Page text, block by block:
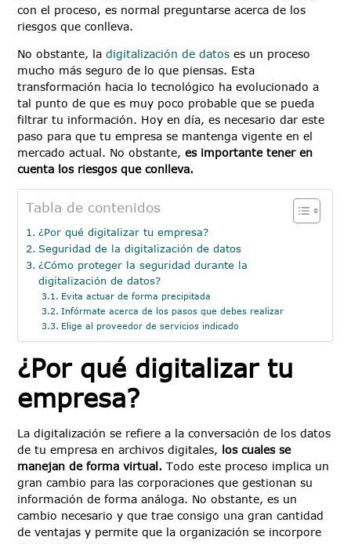
con el proceso, es normal preguntarse acerca de los
riesgos que conlleva.
No obstante, ladigitalización de datos es un proceso
mucho más seguro de lo que piensas. Esta
transformación hacia lo tecnológico ha evolucionado a
tal punto de que es muy poco probable que se pueda
filtrar tu información. Hoy en día, es necesario dar este
paso para que tu empresa se mantenga vigente en el
mercado actual. No obstante,es importante tener en
cuenta los riesgos que conlleva.
Tabla de contenidos
¿Por qué digitalizar tu empresa?
Seguridad de la digitalización de datos
¿Cómo proteger la seguridad durante la
digitalización de datos?
Evita actuar de forma precipitada
Infórmate acerca de los pasos que debes realizar
Elige al proveedor de servicios indicado
¿Por qué digitalizar tu
empresa?
La digitalización se refiere a la conversación de los datos
de tu empresa en archivos digitales, los cuales se
manejan de forma virtual. Todo este proceso implica un
gran cambio para las corporaciones que gestionan su
información de forma análoga. No obstante, es un
cambio necesario y que trae consigo una gran cantidad
de ventajas y permite que la organización se incorpore